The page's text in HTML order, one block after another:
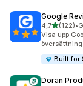
Google
4,7av 5(122)
122 •
Visa upp
översättning
Built for
Doran